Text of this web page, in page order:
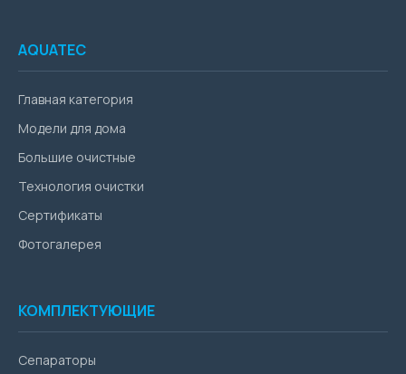
AQUATEC
Главная категория
Модели для дома
Большие очистные
Технология очистки
Сертификаты
Фотогалерея
КОМПЛЕКТУЮЩИЕ
Сепараторы